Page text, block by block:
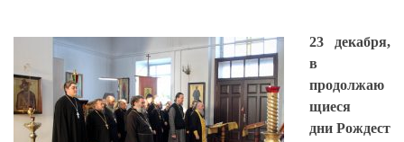
23 декабря,
в
продолжаю
щиеся
дни Рождест